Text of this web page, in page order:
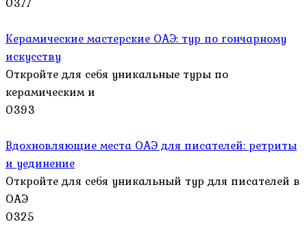
Керамические мастерские ОАЭ: тур по гончарному
искусству
Откройте для себя уникальные туры по
керамическим и
0393
Вдохновляющие места ОАЭ для писателей: ретриты
и уединение
Откройте для себя уникальный тур для писателей в
ОАЭ
0325